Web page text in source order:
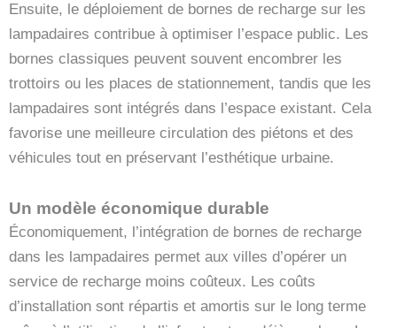
Ensuite, le déploiement de bornes de recharge sur les
lampadaires contribue à optimiser l’espace public. Les
bornes classiques peuvent souvent encombrer les
trottoirs ou les places de stationnement, tandis que les
lampadaires sont intégrés dans l’espace existant. Cela
favorise une meilleure circulation des piétons et des
véhicules tout en préservant l’esthétique urbaine.
Un modèle économique durable
Économiquement, l’intégration de bornes de recharge
dans les lampadaires permet aux villes d’opérer un
service de recharge moins coûteux. Les coûts
d’installation sont répartis et amortis sur le long terme